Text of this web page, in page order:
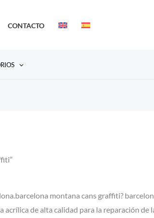
CONTACTO
montana cans graffiti?
de alta calidad para la reparación de